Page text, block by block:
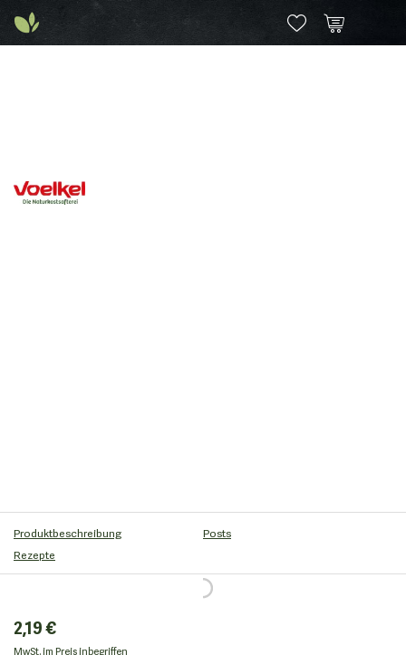
Produktbeschreibung
Posts
Rezepte
2,19 €
MwSt. im Preis inbegriffen